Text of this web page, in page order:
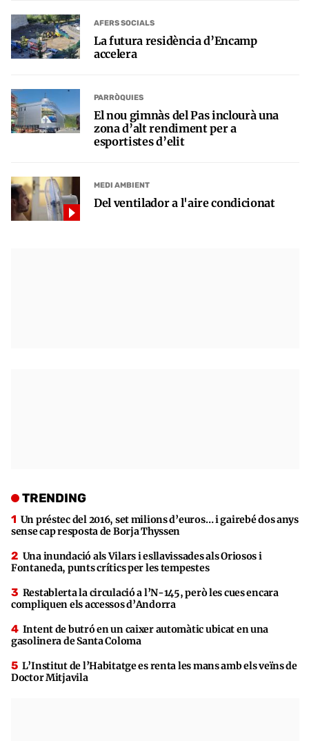
AFERS SOCIALS
La futura residència d’Encamp
accelera
PARRÒQUIES
El nou gimnàs del Pas inclourà una
zona d’alt rendiment per a
esportistes d’elit
MEDI AMBIENT
Del ventilador a l'aire condicionat
TRENDING
Un préstec del 2016, set milions d’euros… i gairebé dos anys
sense cap resposta de Borja Thyssen
Una inundació als Vilars i esllavissades als Oriosos i
Fontaneda, punts crítics per les tempestes
Restablerta la circulació a l’N-145, però les cues encara
compliquen els accessos d’Andorra
Intent de butró en un caixer automàtic ubicat en una
gasolinera de Santa Coloma
L’Institut de l’Habitatge es renta les mans amb els veïns de
Doctor Mitjavila